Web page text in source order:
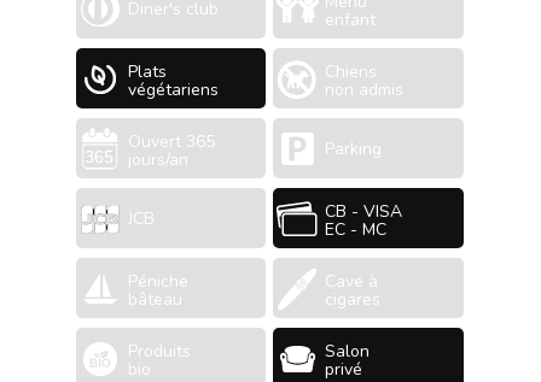
Diner's club enfant
Plats
végétariens
Chiens
non admis
Ouvert 365
jours/an Parking
JCB CB - VISA
EC - MC
Péniche
bâteau
Cave à
cigares
Produits
bio
Salon
privé